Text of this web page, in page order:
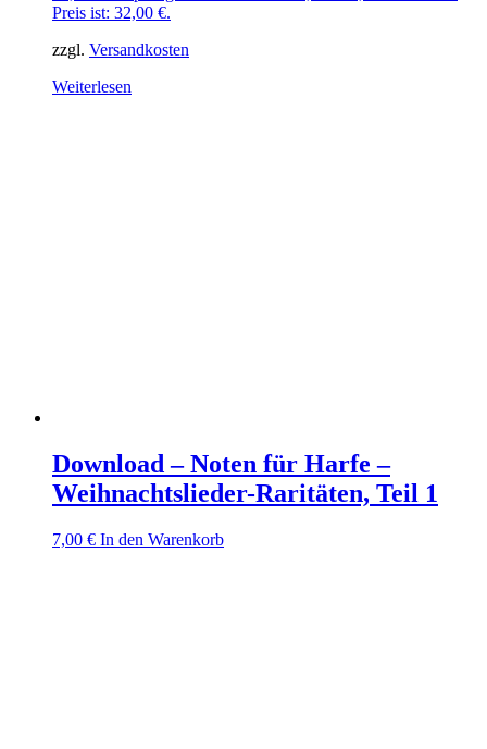
Preis ist: 32,00 €.
zzgl. Versandkosten
Weiterlesen
Download – Noten für Harfe –
Weihnachtslieder-Raritäten, Teil 1
7,00 € In den Warenkorb